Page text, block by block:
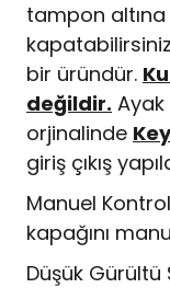
tampon altına
bir üründür.
değildir.
orjinalinde
giriş çıkış
Manuel
kapağını
Düşük Gürültü